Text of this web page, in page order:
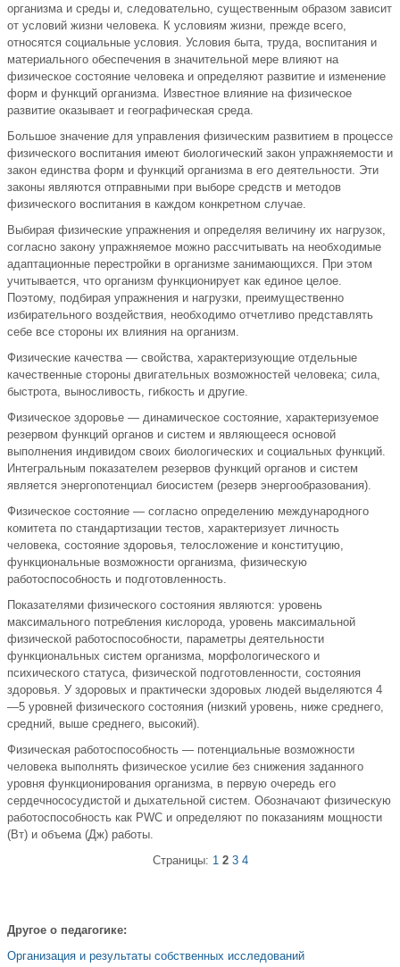
организма и среды и, следовательно, существенным образом зависит
от условий жизни человека. К условиям жизни, прежде всего,
относятся социальные условия. Условия быта, труда, воспитания и
материального обеспечения в значительной мере влияют на
физическое состояние человека и определяют развитие и изменение
форм и функций организма. Известное влияние на физическое
развитие оказывает и географическая среда.
Большое значение для управления физическим развитием в процессе
физического воспитания имеют биологический закон упражняемости и
закон единства форм и функций организма в его деятельности. Эти
законы являются отправными при выборе средств и методов
физического воспитания в каждом конкретном случае.
Выбирая физические упражнения и определяя величину их нагрузок,
согласно закону упражняемое можно рассчитывать на необходимые
адаптационные перестройки в организме занимающихся. При этом
учитывается, что организм функционирует как единое целое.
Поэтому, подбирая упражнения и нагрузки, преимущественно
избирательного воздействия, необходимо отчетливо представлять
себе все стороны их влияния на организм.
Физические качества — свойства, характеризующие отдельные
качественные стороны двигательных возможностей человека; сила,
быстрота, выносливость, гибкость и другие.
Физическое здоровье — динамическое состояние, характеризуемое
резервом функций органов и систем и являющееся основой
выполнения индивидом своих биологических и социальных функций.
Интегральным показателем резервов функций органов и систем
является энергопотенциал биосистем (резерв энергообразования).
Физическое состояние — согласно определению международного
комитета по стандартизации тестов, характеризует личность
человека, состояние здоровья, телосложение и конституцию,
функциональные возможности организма, физическую
работоспособность и подготовленность.
Показателями физического состояния являются: уровень
максимального потребления кислорода, уровень максимальной
физической работоспособности, параметры деятельности
функциональных систем организма, морфологического и
психического статуса, физической подготовленности, состояния
здоровья. У здоровых и практически здоровых людей выделяются 4
—5 уровней физического состояния (низкий уровень, ниже среднего,
средний, выше среднего, высокий).
Физическая работоспособность — потенциальные возможности
человека выполнять физическое усилие без снижения заданного
уровня функционирования организма, в первую очередь его
сердечнососудистой и дыхательной систем. Обозначают физическую
работоспособность как РWС и определяют по показаниям мощности
(Вт) и объема (Дж) работы.
Страницы: 1 2 3 4
Другое о педагогике:
Организация и результаты собственных исследований